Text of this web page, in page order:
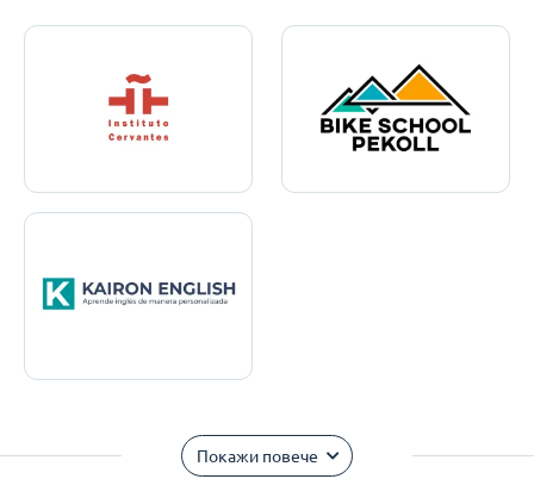
Покажи повече